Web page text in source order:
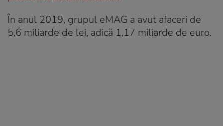
În anul 2019, grupul eMAG a avut afaceri de
5,6 miliarde de lei, adică 1,17 miliarde de euro.